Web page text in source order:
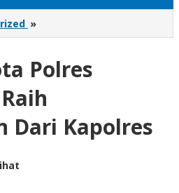
»
Anggota
Probolinggo
Raih
Penghargaan
Dari
Kapolres
Polres
Dari Kapolres